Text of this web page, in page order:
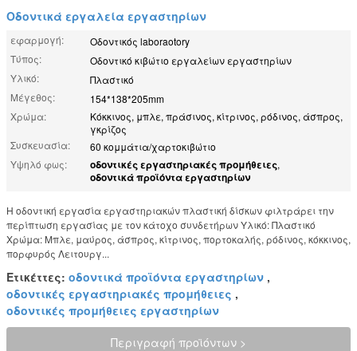
Οδοντικά εργαλεία εργαστηρίων
εφαρμογή:
Οδοντικός laboraotory
Τύπος:
Οδοντικό κιβώτιο εργαλείων εργαστηρίων
Υλικό:
Πλαστικό
Μέγεθος:
154*138*205mm
Χρώμα:
Κόκκινος, μπλε, πράσινος, κίτρινος, ρόδινος, άσπρος,
γκρίζος
Συσκευασία:
60 κομμάτια/χαρτοκιβώτιο
Υψηλό φως:
οδοντικές εργαστηριακές προμήθειες,
οδοντικά προϊόντα εργαστηρίων
Η οδοντική εργασία εργαστηριακών πλαστική δίσκων φιλτράρει την
περίπτωση εργασίας με τον κάτοχο συνδετήρων Υλικό: Πλαστικό
Χρώμα: Μπλε, μαύρος, άσπρος, κίτρινος, πορτοκαλής, ρόδινος, κόκκινος,
πορφυρός Λειτουργ...
Ετικέττες: οδοντικά προϊόντα εργαστηρίων ,
οδοντικές εργαστηριακές προμήθειες ,
οδοντικές προμήθειες εργαστηρίων
Περιγραφή προϊόντων >